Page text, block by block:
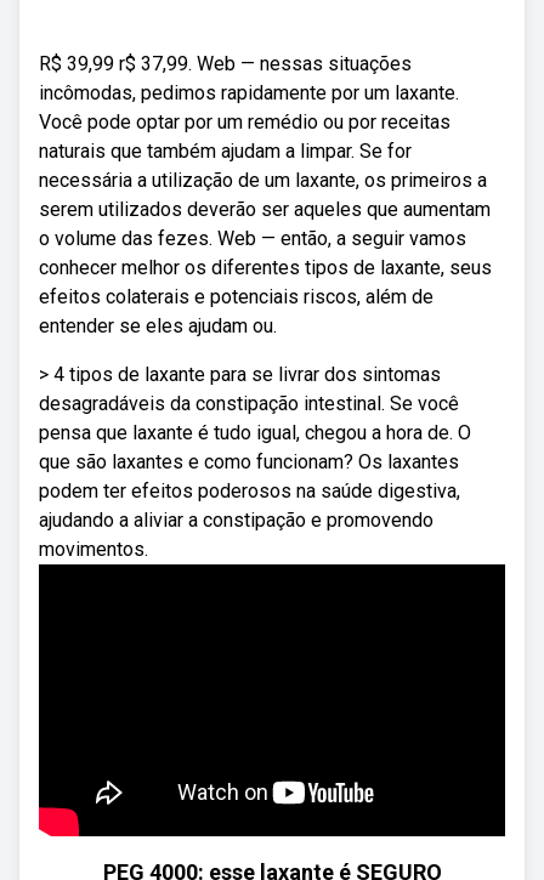
R$ 39,99 r$ 37,99. Web — nessas situações
incômodas, pedimos rapidamente por um laxante.
Você pode optar por um remédio ou por receitas
naturais que também ajudam a limpar. Se for
necessária a utilização de um laxante, os primeiros a
serem utilizados deverão ser aqueles que aumentam
o volume das fezes. Web — então, a seguir vamos
conhecer melhor os diferentes tipos de laxante, seus
efeitos colaterais e potenciais riscos, além de
entender se eles ajudam ou.
> 4 tipos de laxante para se livrar dos sintomas
desagradáveis da constipação intestinal. Se você
pensa que laxante é tudo igual, chegou a hora de. O
que são laxantes e como funcionam? Os laxantes
podem ter efeitos poderosos na saúde digestiva,
ajudando a aliviar a constipação e promovendo
movimentos.
PEG 4000: esse laxante é SEGURO